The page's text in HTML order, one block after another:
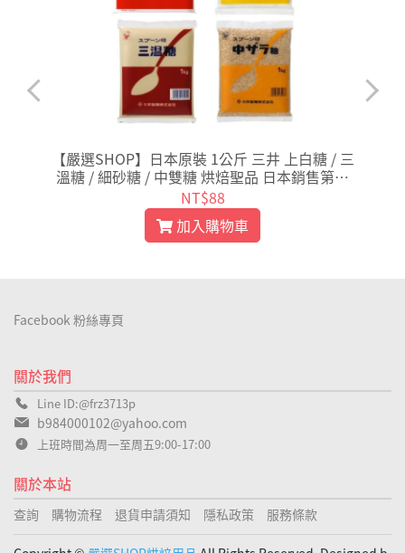
【嚴選SHOP】日本原裝 1公斤 三井 上白糖 / 三
溫糖 / 細砂糖 / 中雙糖 烘焙聖品 日本銷售第一
【Z007】
NT$88
加入購物車
關於我們
Line ID:@frz3713p
b984000102@yahoo.com
上班時間為周一至周五9:00-17:00
關於本站
查詢 購物流程 退貨申請須知 隱私政策 服務條款
Facebook 粉絲專頁